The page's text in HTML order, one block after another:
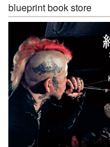
blueprint book store